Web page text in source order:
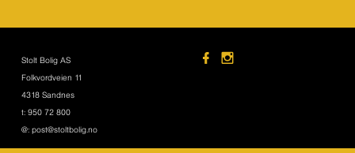
Stolt Bolig AS
Folkvordveien 11
4318 Sandnes
t: 950 72 800
@: post@stoltbolig.no